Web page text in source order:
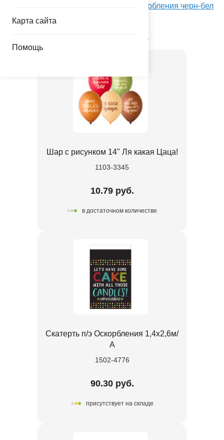
Карта сайта
Помощь
Посмотреть Шар с рисунком 14" Оскорбления черн-бел
на Портале оптовых закупок
Шар с рисунком 14" Ля какая Цаца!
1103-3345
10.79 руб.
в достаточном количестве
Скатерть п/э Оскорбления 1,4х2,6м/
А
1502-4776
90.30 руб.
присутствует на складе